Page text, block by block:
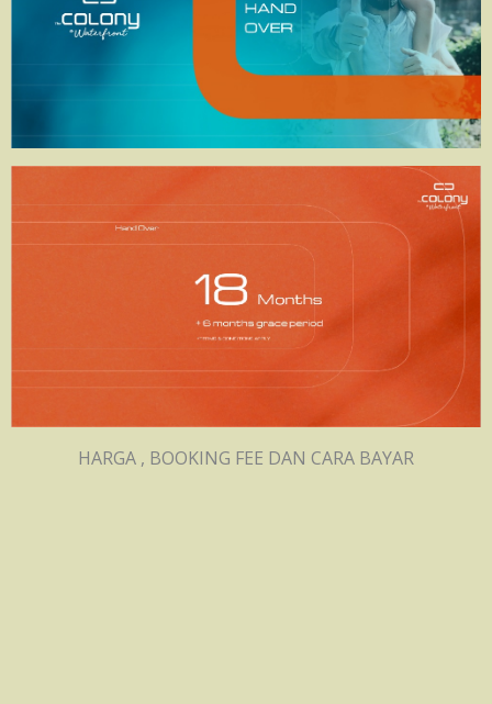
HARGA , BOOKING FEE DAN CARA BAYAR